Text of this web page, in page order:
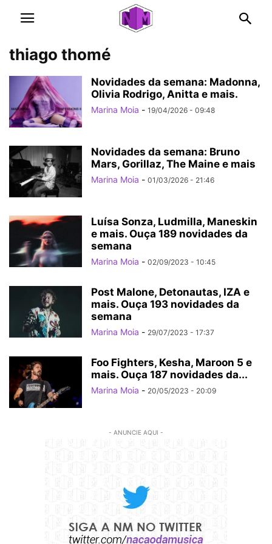
thiago thomé
Novidades da semana: Madonna,
Olivia Rodrigo, Anitta e mais.
Marina Moia - 19/04/2026 - 09:48
Novidades da semana: Bruno
Mars, Gorillaz, The Maine e mais
Marina Moia - 01/03/2026 - 21:46
Luísa Sonza, Ludmilla, Maneskin
e mais. Ouça 189 novidades da
semana
Marina Moia - 02/09/2023 - 10:45
Post Malone, Detonautas, IZA e
mais. Ouça 193 novidades da
semana
Marina Moia - 29/07/2023 - 17:37
Foo Fighters, Kesha, Maroon 5 e
mais. Ouça 187 novidades da...
Marina Moia - 20/05/2023 - 20:09
- ANUNCIE AQUI -